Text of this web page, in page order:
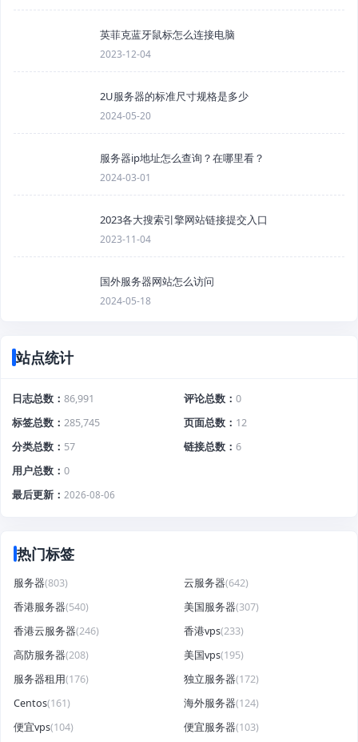
英菲克蓝牙鼠标怎么连接电脑
2023-12-04
2U服务器的标准尺寸规格是多少
2024-05-20
服务器ip地址怎么查询？在哪里看？
2024-03-01
2023各大搜索引擎网站链接提交入口
2023-11-04
国外服务器网站怎么访问
2024-05-18
站点统计
日志总数 86,991 评论总数
0
标签总数
285,745 页面总数
12
分类总数
57 链接总数
6
用户总数
0
最后更新
2026-08-06
热门标签
服务器(803) 云服务器(642)
香港服务器(540) 美国服务器(307)
香港云服务器(246) 香港vps(233)
高防服务器(208) 美国vps(195)
服务器租用(176) 独立服务器(172)
Centos(161) 海外服务器(124)
便宜vps(104) 便宜服务器(103)